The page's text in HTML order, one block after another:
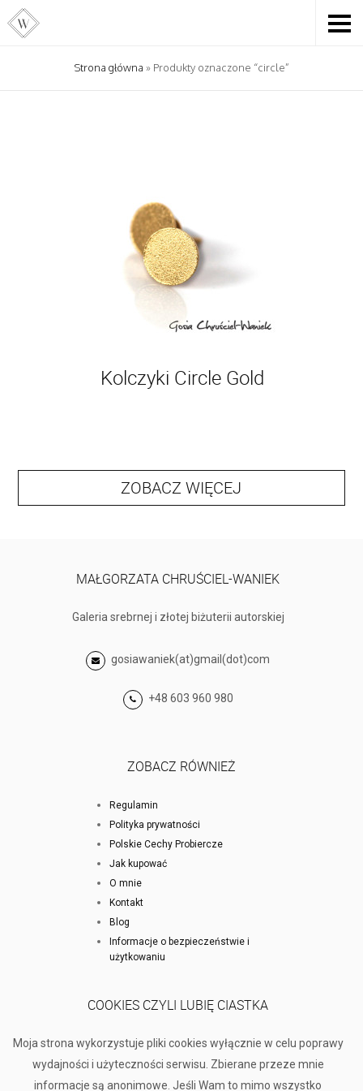
Strona główna » Produkty oznaczone “circle”
Kolczyki Circle Gold
ZOBACZ WIĘCEJ
MAŁGORZATA CHRUŚCIEL-WANIEK
Galeria srebrnej i złotej biżuterii autorskiej
gosiawaniek(at)gmail(dot)com
+48 603 960 980
ZOBACZ RÓWNIEŻ
Regulamin
Polityka prywatności
Polskie Cechy Probiercze
Jak kupować
O mnie
Kontakt
Blog
Informacje o bezpieczeństwie i
użytkowaniu
COOKIES CZYLI LUBIĘ CIASTKA
Moja strona wykorzystuje pliki cookies wyłącznie w celu poprawy
wydajności i użyteczności serwisu. Zbierane przeze mnie
informacje są anonimowe. Jeśli Wam to mimo wszystko